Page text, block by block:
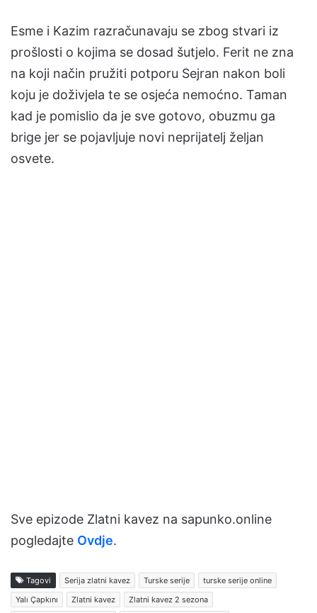
Esme i Kazim razračunavaju se zbog stvari iz
prošlosti o kojima se dosad šutjelo. Ferit ne zna
na koji način pružiti potporu Sejran nakon boli
koju je doživjela te se osjeća nemoćno. Taman
kad je pomislio da je sve gotovo, obuzmu ga
brige jer se pojavljuje novi neprijatelj željan
osvete.
Sve epizode Zlatni kavez na sapunko.online
pogledajte Ovdje.
Tagovi Serija zlatni kavez Turske serije
turske serije online
Yalı Çapkını
Zlatni kavez Zlatni kavez 2 sezona